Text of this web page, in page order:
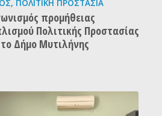
, ΠΟΛΙΤΙΚΉ ΠΡΟΣΤΑΣΊΑ
προμήθειας
Πολιτικής Προστασίας
Δήμο Μυτιλήνης